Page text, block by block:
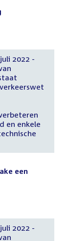
2022 -
en enkele
een
2022 -